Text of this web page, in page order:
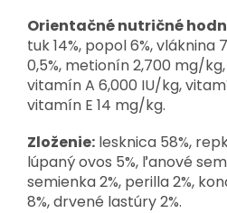
Orientačné nutričné
tuk 14%, popol 6%, vláknina
0,5%, metionín 2,700 mg/
vitamín A 6,000 IU/kg,
vitamín E 14 mg/kg.
Zloženie: lesknica 58%,
lúpaný ovos 5%, ľanové
semienka 2%, perilla 2%,
8%, drvené lastúry 2%.